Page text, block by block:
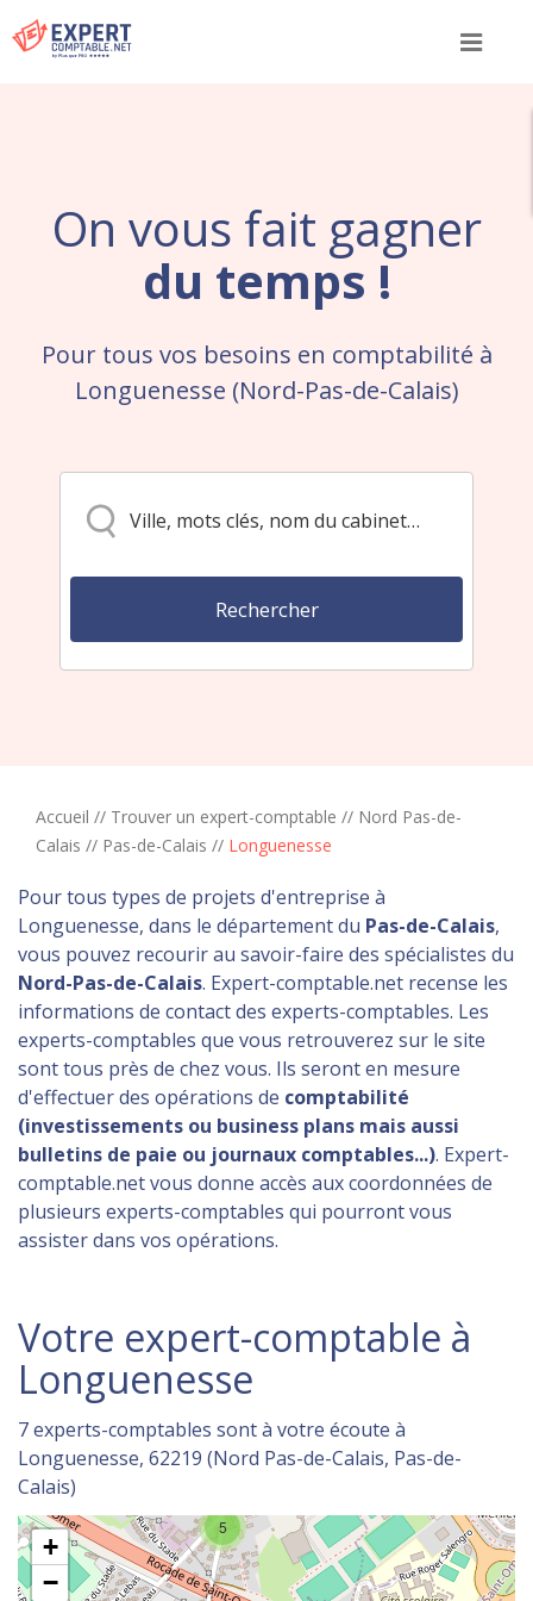
Menu
On vous fait gagner
du temps !
Pour tous vos besoins en comptabilité à
Longuenesse (Nord-Pas-de-Calais)
Accueil // Trouver un expert-comptable // Nord Pas-de-
Calais // Pas-de-Calais // Longuenesse
Pour tous types de projets d'entreprise à
Longuenesse, dans le département du Pas-de-Calais,
vous pouvez recourir au savoir-faire des spécialistes du
Nord-Pas-de-Calais. Expert-comptable.net recense les
informations de contact des experts-comptables. Les
experts-comptables que vous retrouverez sur le site
sont tous près de chez vous. Ils seront en mesure
d'effectuer des opérations de comptabilité
(investissements ou business plans mais aussi
bulletins de paie ou journaux comptables...). Expert-
comptable.net vous donne accès aux coordonnées de
plusieurs experts-comptables qui pourront vous
assister dans vos opérations.
Votre expert-comptable à
Longuenesse
7 experts-comptables sont à votre écoute à
Longuenesse, 62219 (Nord Pas-de-Calais, Pas-de-
Calais)
5
+
−